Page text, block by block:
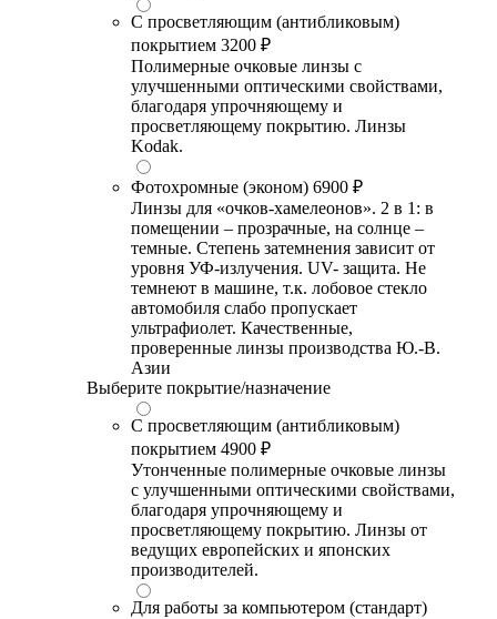
С просветляющим (антибликовым)
покрытием 3200 ₽
Полимерные очковые линзы с
улучшенными оптическими свойствами,
благодаря упрочняющему и
просветляющему покрытию. Линзы
Kodak.
Фотохромные (эконом) 6900 ₽
Линзы для «очков-хамелеонов». 2 в 1: в
помещении – прозрачные, на солнце –
темные. Степень затемнения зависит от
уровня УФ-излучения. UV- защита. Не
темнеют в машине, т.к. лобовое стекло
автомобиля слабо пропускает
ультрафиолет. Качественные,
проверенные линзы производства Ю.-В.
Азии
Выберите покрытие/назначение
С просветляющим (антибликовым)
покрытием 4900 ₽
Утонченные полимерные очковые линзы
с улучшенными оптическими свойствами,
благодаря упрочняющему и
просветляющему покрытию. Линзы от
ведущих европейских и японских
производителей.
Для работы за компьютером (стандарт)